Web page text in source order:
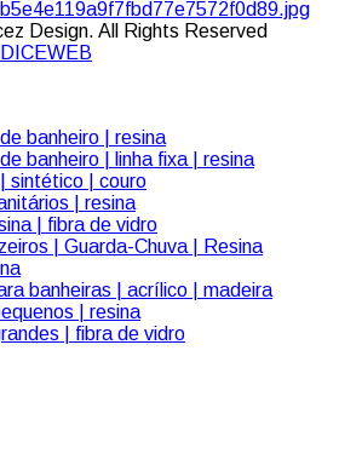
Design. All Rights Reserved
banheiro | resina
banheiro | linha fixa | resina
sintético | couro
| resina
| fibra de vidro
| Guarda-Chuva | Resina
banheiras | acrílico | madeira
| resina
| fibra de vidro